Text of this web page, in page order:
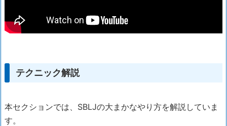
テクニック解説
本セクションでは、SBLJの大まかなやり方を解説していま
す。